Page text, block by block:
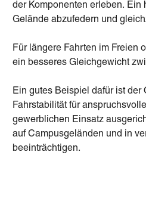
der Komponenten erleben.
Gelände abzufedern und
Für längere Fahrten im Freien
ein besseres Gleichgewicht
Ein gutes Beispiel dafür ist
Fahrstabilität für
gewerblichen Einsatz
auf Campusgeländen und in
beeinträchtigen.